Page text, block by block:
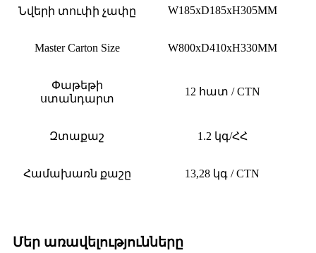
Նվերի տուփի չափը W185xD185xH305MM
Master Carton Size W800xD410xH330MM
Փաթեթի
ստանդարտ
12 հատ / CTN
Զտաքաշ 1.2 կգ/ՀՀ
Համախառն քաշը 13,28 կգ / CTN
Մեր առավելությունները